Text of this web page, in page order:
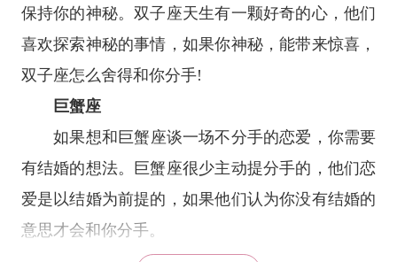
保持你的神秘。双子座天生有一颗好奇的心，他们
喜欢探索神秘的事情，如果你神秘，能带来惊喜，
双子座怎么舍得和你分手!
巨蟹座
如果想和 巨蟹座谈一场不分手的恋爱，你需要
有结婚的想法。巨蟹座很少主动提分手的，他们恋
爱是以结婚为前提的，如果他们认为你没有结婚的
意思才会和你分手。